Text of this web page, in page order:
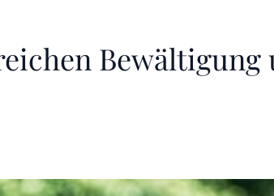
Bewältigung